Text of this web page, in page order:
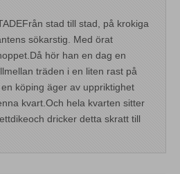
stad till stad, på krokiga
sökarstig. Med örat
hör han en dag en
träden i en liten rast på
köping äger av uppriktighet
kvart.Och hela kvarten sitter
dricker detta skratt till